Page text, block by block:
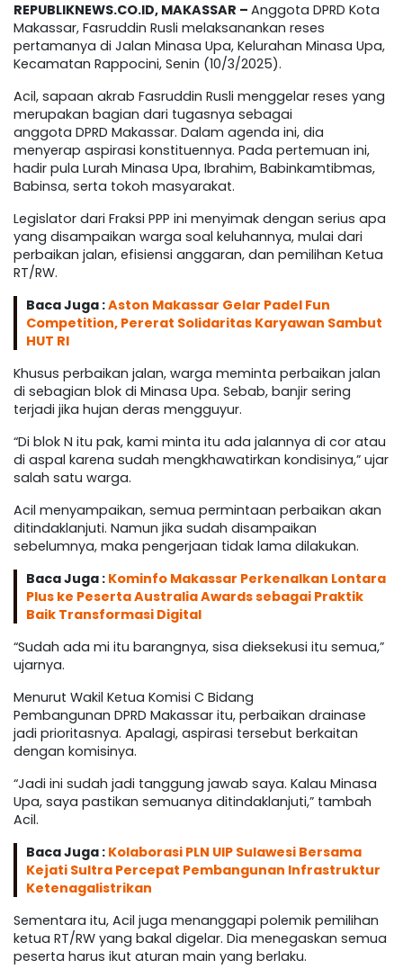
REPUBLIKNEWS.CO.ID, MAKASSAR – Anggota DPRD Kota
Makassar, Fasruddin Rusli melaksanankan reses
pertamanya di Jalan Minasa Upa, Kelurahan Minasa Upa,
Kecamatan Rappocini, Senin (10/3/2025).
Acil, sapaan akrab Fasruddin Rusli menggelar reses yang
merupakan bagian dari tugasnya sebagai
anggota DPRD Makassar. Dalam agenda ini, dia
menyerap aspirasi konstituennya. Pada pertemuan ini,
hadir pula Lurah Minasa Upa, Ibrahim, Babinkamtibmas,
Babinsa, serta tokoh masyarakat.
Legislator dari Fraksi PPP ini menyimak dengan serius apa
yang disampaikan warga soal keluhannya, mulai dari
perbaikan jalan, efisiensi anggaran, dan pemilihan Ketua
RT/RW.
Baca Juga :Aston Makassar Gelar Padel Fun
Competition, Pererat Solidaritas Karyawan Sambut
HUT RI
Khusus perbaikan jalan, warga meminta perbaikan jalan
di sebagian blok di Minasa Upa. Sebab, banjir sering
terjadi jika hujan deras mengguyur.
“Di blok N itu pak, kami minta itu ada jalannya di cor atau
di aspal karena sudah mengkhawatirkan kondisinya,” ujar
salah satu warga.
Acil menyampaikan, semua permintaan perbaikan akan
ditindaklanjuti. Namun jika sudah disampaikan
sebelumnya, maka pengerjaan tidak lama dilakukan.
Baca Juga : Kominfo Makassar Perkenalkan Lontara
Plus ke Peserta Australia Awards sebagai Praktik
Baik Transformasi Digital
“Sudah ada mi itu barangnya, sisa dieksekusi itu semua,”
ujarnya.
Menurut Wakil Ketua Komisi C Bidang
Pembangunan DPRD Makassar itu, perbaikan drainase
jadi prioritasnya. Apalagi, aspirasi tersebut berkaitan
dengan komisinya.
“Jadi ini sudah jadi tanggung jawab saya. Kalau Minasa
Upa, saya pastikan semuanya ditindaklanjuti,” tambah
Acil.
Baca Juga : Kolaborasi PLN UIP Sulawesi Bersama
Kejati Sultra Percepat Pembangunan Infrastruktur
Ketenagalistrikan
Sementara itu, Acil juga menanggapi polemik pemilihan
ketua RT/RW yang bakal digelar. Dia menegaskan semua
peserta harus ikut aturan main yang berlaku.